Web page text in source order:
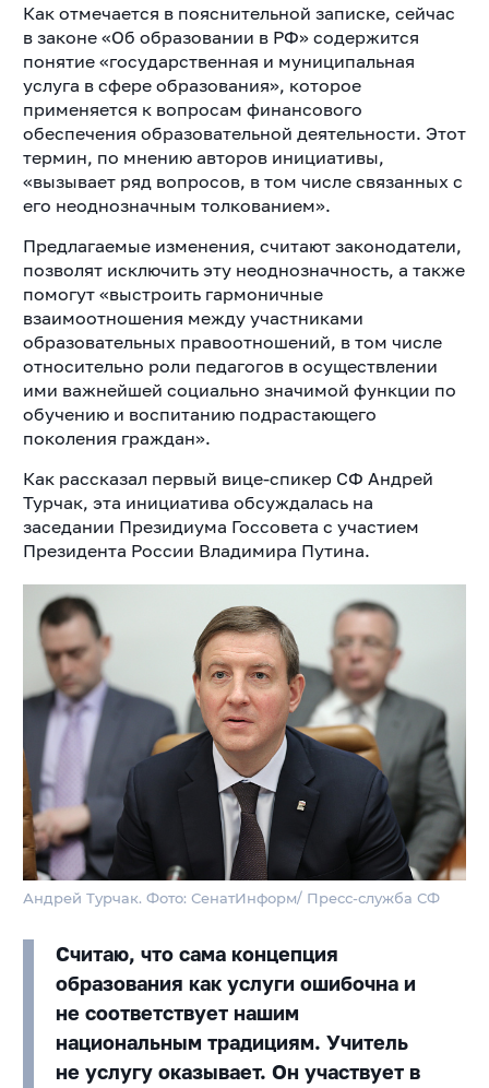
Как отмечается в пояснительной записке, сейчас
в законе «Об образовании в РФ» содержится
понятие «государственная и муниципальная
услуга в сфере образования», которое
применяется к вопросам финансового
обеспечения образовательной деятельности. Этот
термин, по мнению авторов инициативы,
«вызывает ряд вопросов, в том числе связанных с
его неоднозначным толкованием».
Предлагаемые изменения, считают законодатели,
позволят исключить эту неоднозначность, а также
помогут «выстроить гармоничные
взаимоотношения между участниками
образовательных правоотношений, в том числе
относительно роли педагогов в осуществлении
ими важнейшей социально значимой функции по
обучению и воспитанию подрастающего
поколения граждан».
Как рассказал первый вице-спикер СФ Андрей
Турчак, эта инициатива обсуждалась на
заседании Президиума Госсовета с участием
Президента России Владимира Путина.
Андрей Турчак. Фото: СенатИнформ/ Пресс-служба СФ
Считаю, что сама концепция
образования как услуги ошибочна и
не соответствует нашим
национальным традициям. Учитель
не услугу оказывает. Он участвует в